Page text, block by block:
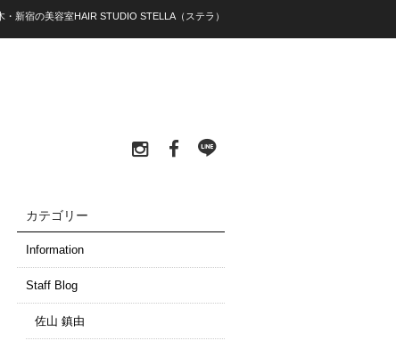
新宿の美容室HAIR STUDIO STELLA（ステラ）
カテゴリー
Information
Staff Blog
佐山 鎮由